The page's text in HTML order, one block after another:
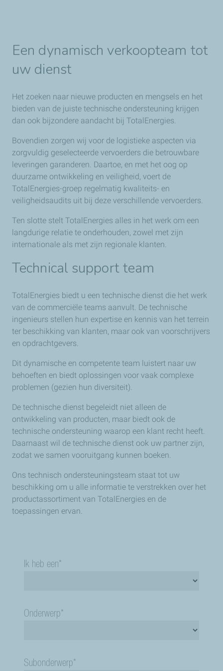
Een dynamisch verkoopteam tot
uw dienst
Het zoeken naar nieuwe producten en mengsels en het
bieden van de juiste technische ondersteuning krijgen
dan ook bijzondere aandacht bij TotalEnergies.
Bovendien zorgen wij voor de logistieke aspecten via
zorgvuldig geselecteerde vervoerders die betrouwbare
leveringen garanderen. Daartoe, en met het oog op
duurzame ontwikkeling en veiligheid, voert de
TotalEnergies-groep regelmatig kwaliteits- en
veiligheidsaudits uit bij deze verschillende vervoerders.
Ten slotte stelt TotalEnergies alles in het werk om een
langdurige relatie te onderhouden, zowel met zijn
internationale als met zijn regionale klanten.
Technical support team
TotalEnergies biedt u een technische dienst die het werk
van de commerciële teams aanvult. De technische
ingenieurs stellen hun expertise en kennis van het terrein
ter beschikking van klanten, maar ook van voorschrijvers
en opdrachtgevers.
Dit dynamische en competente team luistert naar uw
behoeften en biedt oplossingen voor vaak complexe
problemen (gezien hun diversiteit).
De technische dienst begeleidt niet alleen de
ontwikkeling van producten, maar biedt ook de
technische ondersteuning waarop een klant recht heeft.
Daarnaast wil de technische dienst ook uw partner zijn,
zodat we samen vooruitgang kunnen boeken.
Ons technisch ondersteuningsteam staat tot uw
beschikking om u alle informatie te verstrekken over het
productassortiment van TotalEnergies en de
toepassingen ervan.